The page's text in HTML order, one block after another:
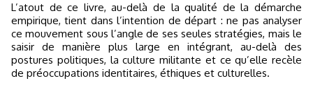
L’atout de ce livre, au-delà de la qualité de la démarche
empirique, tient dans l’intention de départ : ne pas analyser
ce mouvement sous l’angle de ses seules stratégies, mais le
saisir de manière plus large en intégrant, au-delà des
postures politiques, la culture militante et ce qu’elle recèle
de préoccupations identitaires, éthiques et culturelles.